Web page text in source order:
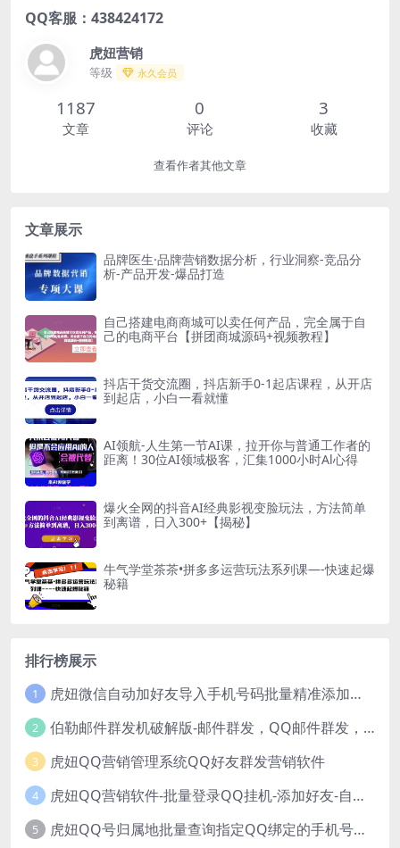
QQ客服：438424172
虎妞营销
等级 永久会员
1187
文章
0
评论
3
收藏
查看作者其他文章
文章展示
品牌医生·品牌营销数据分析，行业洞察-竞品分
析-产品开发-爆品打造
自己搭建电商商城可以卖任何产品，完全属于自
己的电商平台【拼团商城源码+视频教程】
抖店干货交流圈，抖店新手0-1起店课程，从开店
到起店，小白一看就懂
AI领航-人生第一节AI课，拉开你与普通工作者的
距离！30位AI领域极客，汇集1000小时Al心得
爆火全网的抖音AI经典影视变脸玩法，方法简单
到离谱，日入300+【揭秘】
牛气学堂茶茶•拼多多运营玩法系列课—-快速起爆
秘籍
排行榜展示
1 虎妞微信自动加好友导入手机号码批量精准添加客户售营销软件微商工具
2 伯勒邮件群发机破解版-邮件群发，QQ邮件群发，邮件群发软件，伯乐邮件群发工具，邮件群发器
3 虎妞QQ营销管理系统QQ好友群发营销软件
4 虎妞QQ营销软件-批量登录QQ挂机-添加好友-自动加群-群发消息-临时会话
5 虎妞QQ号归属地批量查询指定QQ绑定的手机号软件